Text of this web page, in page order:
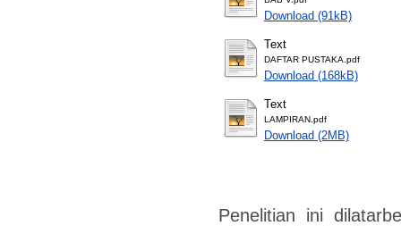
Download (91kB)
Text
DAFTAR PUSTAKA.pdf
Download (168kB)
Text
LAMPIRAN.pdf
Download (2MB)
Penelitian ini